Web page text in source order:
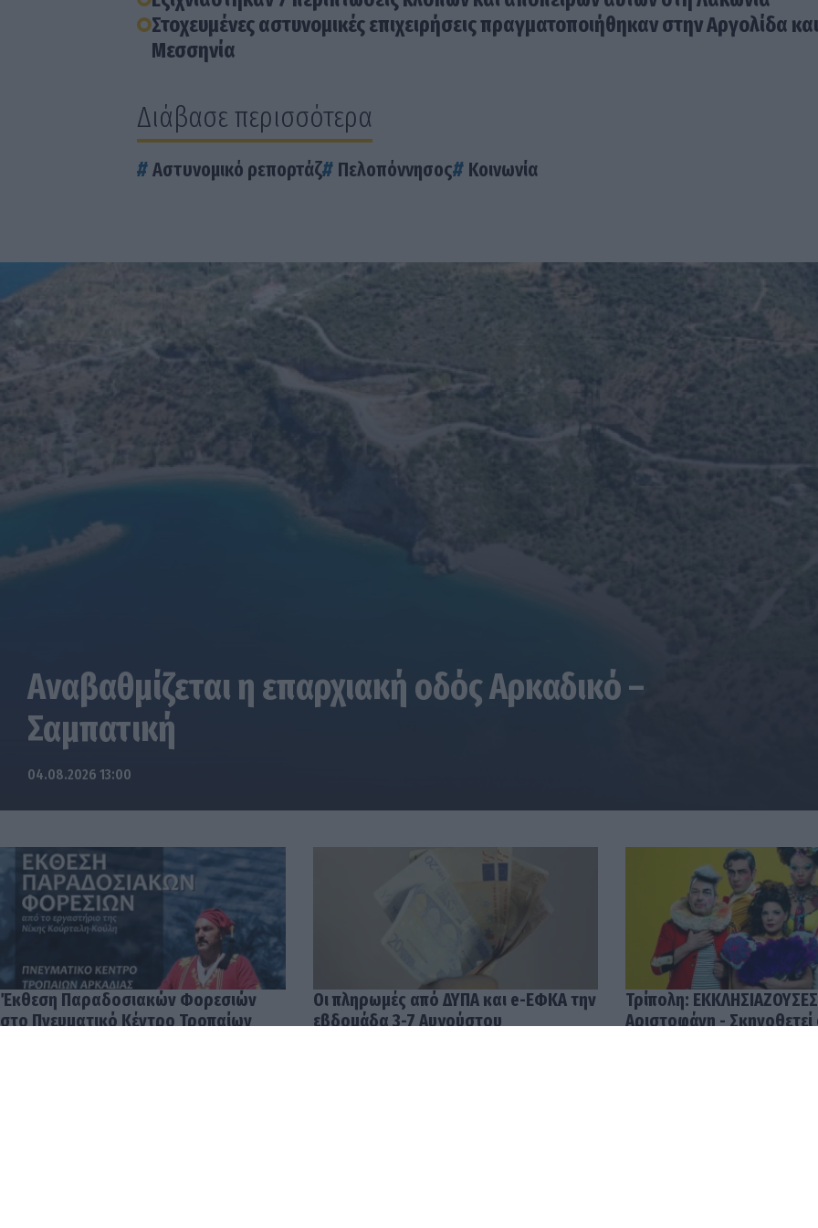
Στοχευμένες αστυνομικές επιχειρήσεις πραγματοποιήθηκαν στην Αργολίδα
Μεσσηνία
Διάβασε περισσότερα
Αστυνομικό ρεπορτάζ Πελοπόννησος Κοινωνία
Αναβαθμίζεται η επαρχιακή οδός Αρκαδικό –
Σαμπατική
04.08.2026 13:00
Έκθεση Παραδοσιακών Φορεσιών
στο Πνευματικό Κέντρο Τροπαίων
Οι πληρωμές από ΔΥΠΑ και e-ΕΦΚΑ την
εβδομάδα 3-7 Αυγούστου
Τρίπολη:
Αριστοφάνη -